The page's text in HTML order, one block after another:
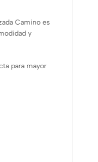
Camino es
y
para mayor